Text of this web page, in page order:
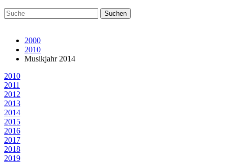
2000
2010
Musikjahr 2014
2010
2011
2012
2013
2014
2015
2016
2017
2018
2019